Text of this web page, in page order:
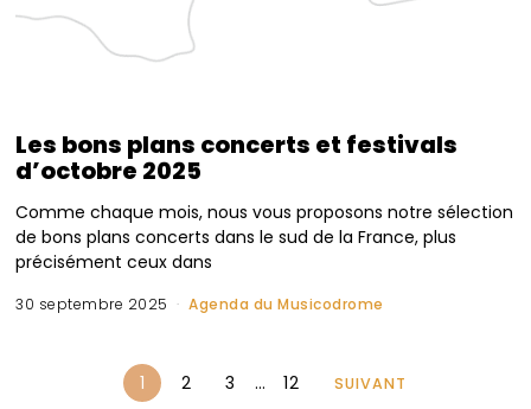
Les bons plans concerts et festivals
d’octobre 2025
Comme chaque mois, nous vous proposons notre sélection
de bons plans concerts dans le sud de la France, plus
précisément ceux dans
30 septembre 2025 Agenda du Musicodrome
1 2 3 … 12 SUIVANT